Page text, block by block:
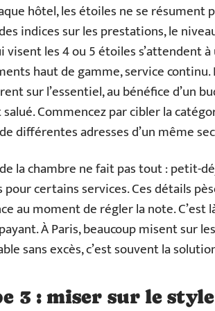
hôtel, les étoiles ne se résument
indices sur les prestations, le
visent les 4 ou 5 étoiles s’attendent
haut de gamme, service continu.
sur l’essentiel, au bénéfice d’un
Commencez par cibler la
différentes adresses d’un même
la chambre ne fait pas tout : petit-
pour certains services. Ces détails
au moment de régler la note. C’est
À Paris, beaucoup misent sur
sans excès, c’est souvent la
3 : miser sur le